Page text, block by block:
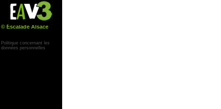
© Escalade Alsace
Politique concernant les
données personnelles